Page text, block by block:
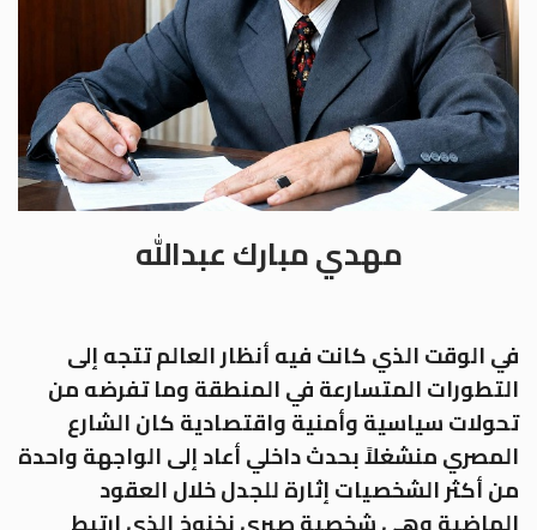
مهدي مبارك عبدالله
في الوقت الذي كانت فيه أنظار العالم تتجه إلى
التطورات المتسارعة في المنطقة وما تفرضه من
تحولات سياسية وأمنية واقتصادية كان الشارع
المصري منشغلاً بحدث داخلي أعاد إلى الواجهة واحدة
من أكثر الشخصيات إثارة للجدل خلال العقود